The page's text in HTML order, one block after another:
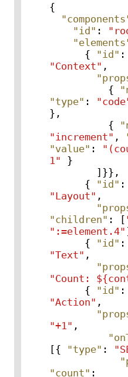
{
"id" :
{
"id" :
"Context" ,
{
"type" :
} ,
{
"increment" ,
"value" :
1"
}
] }} ,
{
"id" :
"Layout" ,
"children" : [
":=element.4"
{
"id" :
"Text" ,
"Count:
{
"id" :
"Action" ,
"+1" ,
[{ "type" :
"count" :